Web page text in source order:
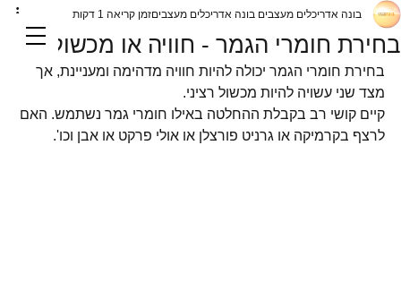
בחירת חומרי הגמר - חוויה או מכשול
בונה אדריכלים מעצבים בונה אדריכלים מעצביםזמן קריאה 1 דקות
בחירת חומרי הגמר יכולה להיות חוויה מדהימה ומעניינת, אך
מצד שני עשויה להיות מכשול רציני.
קיים קושי רב בקבלת ההחלטה באילו חומרי גמר נשתמש. האם
לרצף בקרמיקה או גרניט פורצלן או אולי פרקט או אבן וכו'.